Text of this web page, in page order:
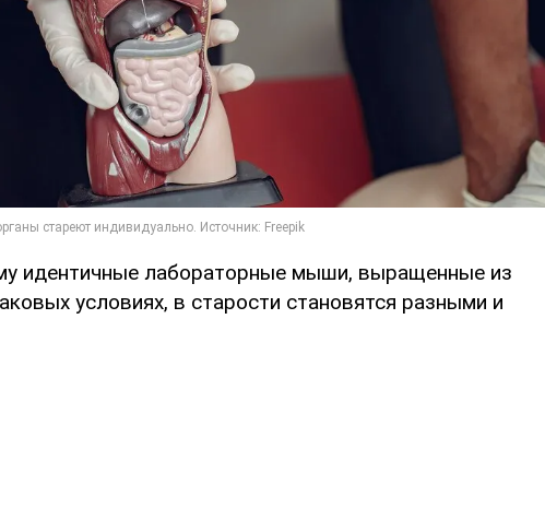
идентичные лабораторные мыши, выращенные из
условиях, в старости становятся разными и